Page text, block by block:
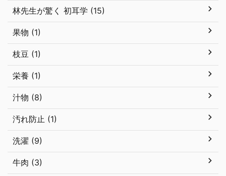
林先生が驚く 初耳学 (15)
果物 (1)
枝豆 (1)
栄養 (1)
汁物 (8)
汚れ防止 (1)
洗濯 (9)
牛肉 (3)